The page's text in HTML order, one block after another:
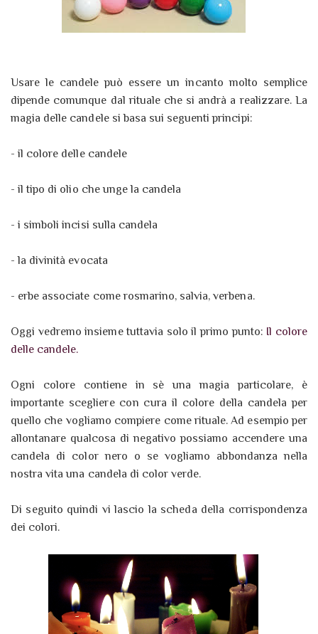
Usare le candele può essere un incanto molto semplice
dipende comunque dal rituale che si andrà a realizzare. La
magia delle candele si basa sui seguenti principi:
- il colore delle candele
- il tipo di olio che unge la candela
- i simboli incisi sulla candela
- la divinità evocata
- erbe associate come rosmarino, salvia, verbena.
Oggi vedremo insieme tuttavia solo il primo punto: Il colore
delle candele.
Ogni colore contiene in sè una magia particolare, è
importante scegliere con cura il colore della candela per
quello che vogliamo compiere come rituale. Ad esempio per
allontanare qualcosa di negativo possiamo accendere una
candela di color nero o se vogliamo abbondanza nella
nostra vita una candela di color verde.
Di seguito quindi vi lascio la scheda della corrispondenza
dei colori.